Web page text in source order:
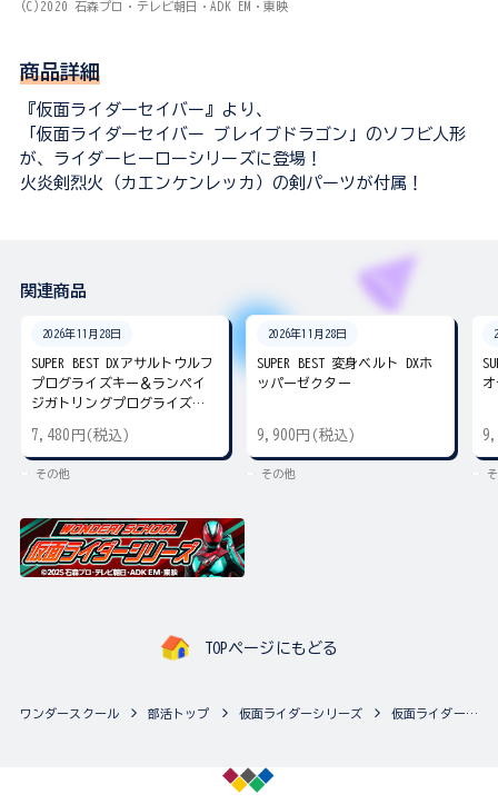
(C)2020 石森プロ・テレビ朝日・ADK EM・東映
商品詳細
『仮面ライダーセイバー』より、
「仮面ライダーセイバー ブレイブドラゴン」のソフビ人形
が、ライダーヒーローシリーズに登場！
火炎剣烈火（カエンケンレッカ）の剣パーツが付属！
関連商品
2026年11月28日
SUPER BEST DXアサルトウルフ
プログライズキー＆ランペイ
ジガトリングプログライズキ
7,480円(税込)
その他
2026年11月28日
SUPER BEST 変身ベルト DXホ
ッパーゼクター
9,900円(税込)
その他
TOPページにもどる
ワンダースクール 部活トップ 仮面ライダーシリーズ 仮面ライダーシリーズの最新商品一覧